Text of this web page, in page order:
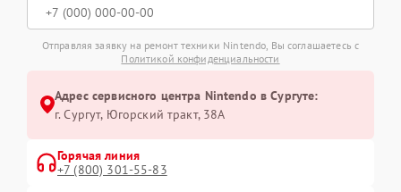
Отправляя заявку на ремонт техники Nintendo, Вы соглашаетесь с
Политикой конфиденциальности
Адрес сервисного центра Nintendo в Сургуте:
г. Сургут, Югорский тракт, 38А
Горячая линия
+7 (800) 301-55-83